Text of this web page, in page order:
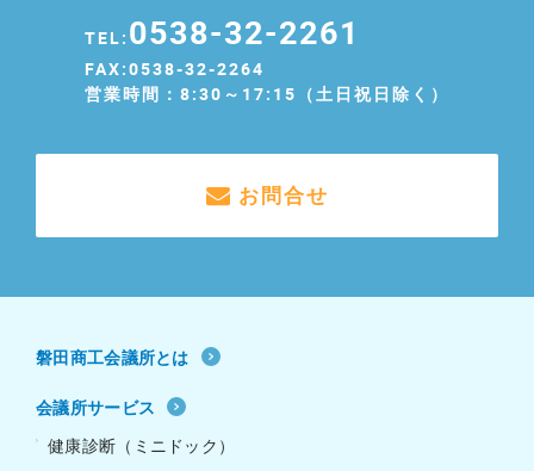
TEL: 0538-32-2261
FAX:0538-32-2264
営業時間：8:30～17:15（土日祝日除く）
お問合せ
磐田商工会議所とは
会議所サービス
健康診断（ミニドック）